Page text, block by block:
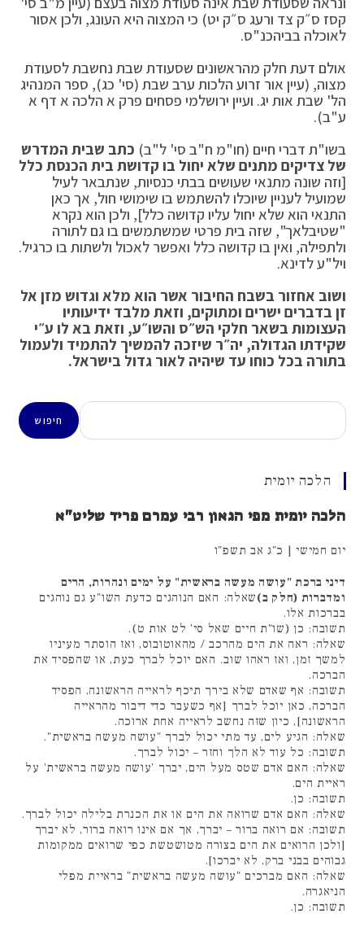
קסז ס״ק צד ורעג ס״ק יט) כי המצוה היא העונג, ולכן אסור
לאוכלה בביהכנ"ס.
אולם דעת חלק מהראשונים שסעודת שבת נחשבת לסעודת
מצוה, (עיין אור זרוע הלכות ערב שבת (סי' כג), ספר המנהיג
הל' שבת אות יג. ועיין ירושלמי פסחים פרק א הלכה א דף א
ע"ב).
בשו"ת דברי חיים (חו"מ ח"ב סי' ל"ב) כתב שבית המדרש
של צדיקים מתנים שלא יחול בו קדושת בית הכנסת כלל
[וזה שונה מתנאי שעושים בבתי כנסיות, שנתבאר לעיל
שמועיל לעניין שיוכלו להשתמש בו שימושי חול, אך כאן
התנאי הוא שלא יחול עליו קדושה כלל], ולכן הוא נקרא
"שטיבלאך", שזה בית פרטי שמשתמשים בו גם לתורה
ולתפילה, ואין בו קדושה כלל ואפשר לאכול ולשתות בו כרגיל.
ויל"ע לדינא.
ושוב אחזור בשבח החיבור אשר הוא מלא וגדוש מזן אל
זן בדברים ישרים ומתוקים, וזאת מלבד ידיעותיו
העצומות בשאר חלקי הש״ס והשו״ע, וזאת בא לו ע״י
שקידתו הגדולה, יה״ר שיזכה להמשיך להתמיד ולעמול
בתורה בכל כוחו עד שיהיה לאור גדול בישראל.
חיפוש
חיפוש
הלכה יומית
הלכה יומית מפי הגאון רבי עמרם פריד שליט"א
יום חמישי | כ"ג אב תשפ"ו
דיני ברכת "עושה מעשה בראשית" על ימים ונהרות, הרים
ומדברות (חלק ב)שאלה: האם הנוהגים כדעת השו"ע גם נוהגים
בברכות אלו.
תשובה: כן (שו"ת חיים שאל סי' לט אות ט).
שאלה: ראה את הים מהרכב / מהאוטובוס, ואז הוסתר מעיניו
למשך זמן, ואז ראהו שוב. האם יוכל לברך כעת, או שהפסיד את
הברכה.
תשובה: אף שאדם שלא בירך תיכף לראייה הראשונה, הפסיד
הברכה, כאן יוכל לברך [אף כשעבר כדי דיבור מהראייה
הראשונה], כיון שזה נחשב לראייה אחת ארוכה.
שאלה: הגיע לים, עד מתי יכול לברך "עושה מעשה בראשית".
תשובה: כל עוד לא הלך וחזר – יכול לברך.
שאלה: האם אדם שטס מעל הים, יברך 'עושה מעשה בראשית' על
ראיית הים.
תשובה: כן.
שאלה: האם אדם שרואה את הים או את הכנרת בלילה יכול לברך.
תשובה: אם רואה ברור – יברך, אך אם אינו רואה ברור, לא יברך
[ולכן הרואים את הים בצורה מטושטשת כפי שרואים ממקומות
גבוהים בבני ברק, לא יברכו].
שאלה: האם מברכים "עושה מעשה בראשית" בראיית מפלי
הניאגרה.
תשובה: כן.